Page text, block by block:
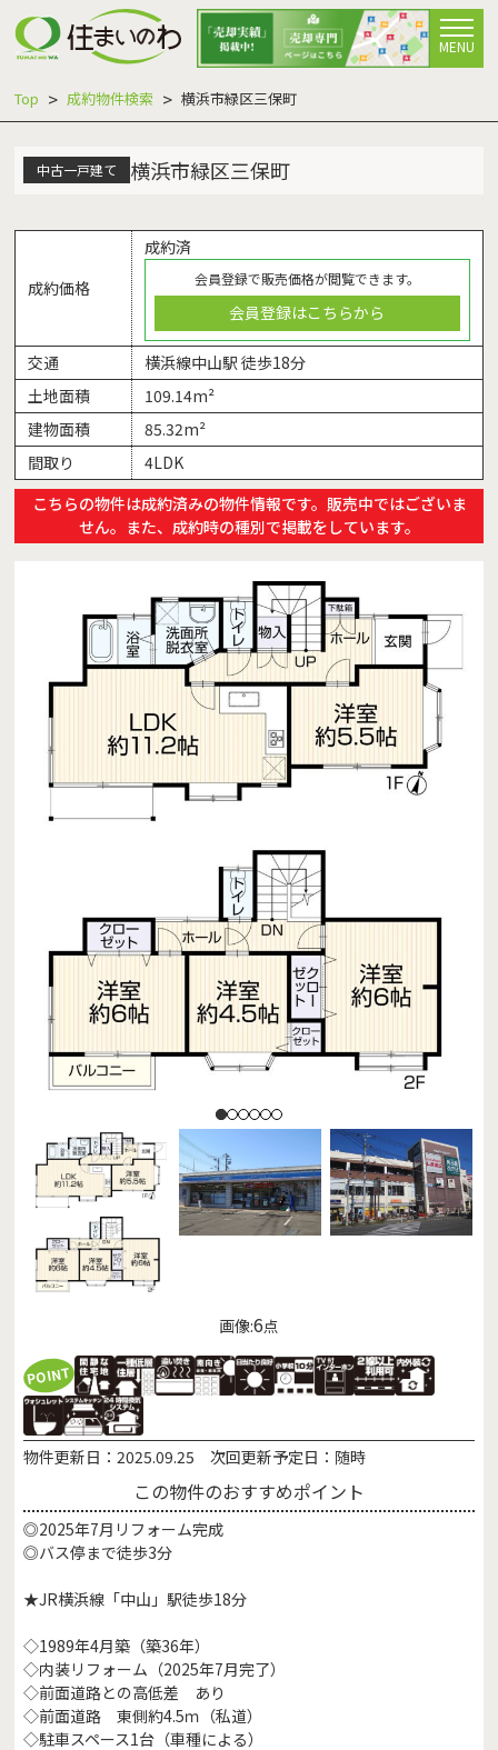
MENU
Top 成約物件検索 横浜市緑区三保町
中古一戸建て 横浜市緑区三保町
成約価格
成約済
会員登録で販売価格が閲覧できます。
会員登録はこちらから
交通
横浜線中山駅 徒歩18分
土地面積
109.14m²
建物面積
85.32m²
間取り
4LDK
こちらの物件は成約済みの物件情報です。販売中ではございま
せん。また、成約時の種別で掲載をしています。
この物件のおすすめポイント
◎2025年7月リフォーム完成
◎バス停まで徒歩3分
★JR横浜線「中山」駅徒歩18分
◇1989年4月築（築36年）
◇内装リフォーム（2025年7月完了）
◇前面道路との高低差 あり
◇前面道路 東側約4.5ｍ（私道）
◇駐車スペース1台（車種による）
画像:6点
POINT
物件更新日：2025.09.25 次回更新予定日： 随時